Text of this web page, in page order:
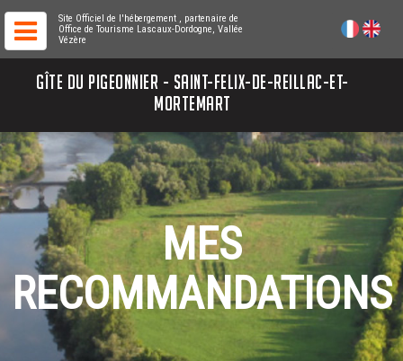
Site Officiel de l'hébergement , partenaire de
Office de Tourisme Lascaux-Dordogne, Vallée
Vézère
GÎTE DU PIGEONNIER - SAINT-FELIX-DE-REILLAC-ET-
MORTEMART
MES
RECOMMANDATIONS